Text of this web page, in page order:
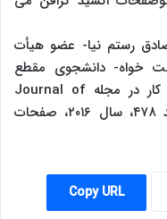
رستم نیا- عضو هیأت
خواه- دانشجوی مقطع
دکتری دانشگاه مراغه- است.نتایج این کار در مجله Journal of
Colloid and Interface Science(جلد ۴۷۸، سال ۲۰۱۶، صفحات
Copy URL